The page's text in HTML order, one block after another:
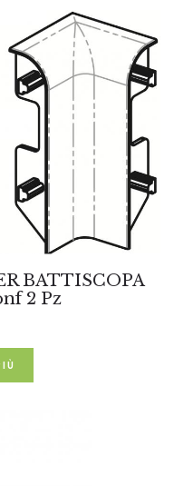
BATTISCOPA
2 Pz